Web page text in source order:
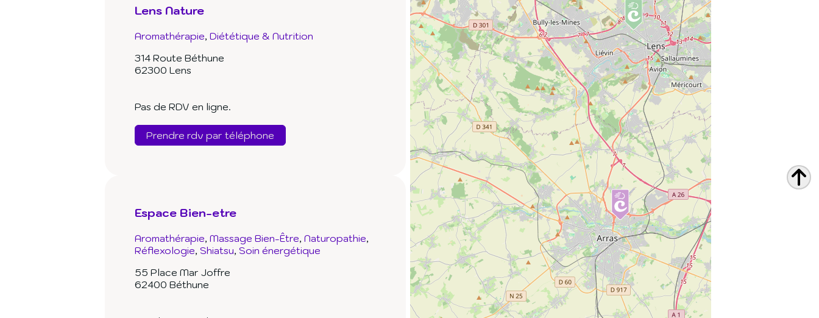
Lens Nature
Aromathérapie Diététique & Nutrition
314 Route Béthune
62300 Lens
Pas de RDV en ligne.
Prendre rdv par téléphone
Espace Bien-etre
Aromathérapie Massage Bien-Être Naturopathie
Réflexologie Shiatsu Soin énergétique
55 Place Mar Joffre
62400 Béthune